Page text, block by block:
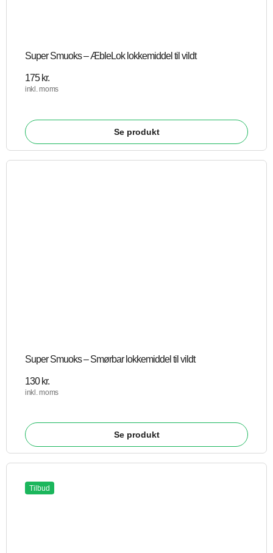
Super Smuoks – ÆbleLok lokkemiddel til vildt
175 kr.
inkl. moms
Se produkt
Super Smuoks – Smørbar lokkemiddel til vildt
130 kr.
inkl. moms
Se produkt
Tilbud